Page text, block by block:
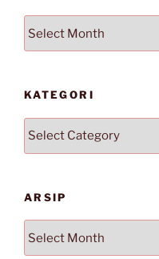
KATEGORI
Kategori
ARSIP